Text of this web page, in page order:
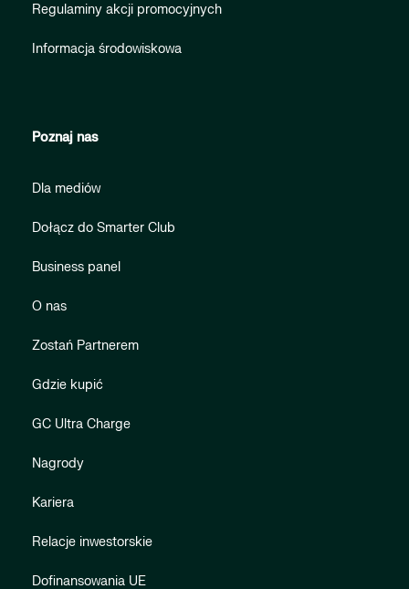
Regulaminy akcji promocyjnych
Informacja środowiskowa
Poznaj nas
Dla mediów
Dołącz do Smarter Club
Business panel
O nas
Zostań Partnerem
Gdzie kupić
GC Ultra Charge
Nagrody
Kariera
Relacje inwestorskie
Dofinansowania UE